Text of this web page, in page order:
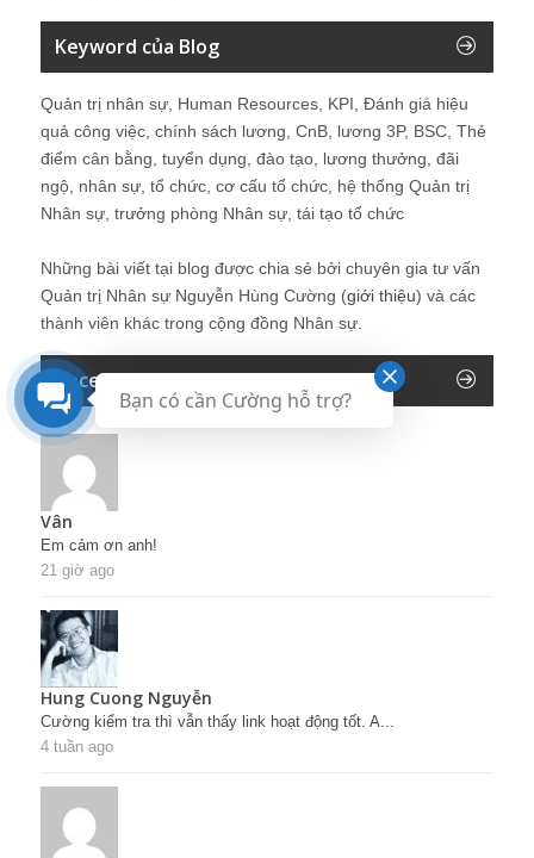
Keyword của Blog
Quản trị nhân sự, Human Resources, KPI, Đánh giá hiệu
quả công việc, chính sách lương, CnB, lương 3P, BSC, Thẻ
điểm cân bằng, tuyển dụng, đào tạo, lương thưởng, đãi
ngộ, nhân sự, tổ chức, cơ cấu tổ chức, hệ thống Quản trị
Nhân sự, trưởng phòng Nhân sự, tái tạo tổ chức
Những bài viết tại blog được chia sẻ bởi chuyên gia tư vấn
Quản trị Nhân sự Nguyễn Hùng Cường (giới thiệu) và các
thành viên khác trong cộng đồng Nhân sự.
Recent Comments
Vân
Em cảm ơn anh!
21 giờ ago
Hung Cuong Nguyễn
Cường kiểm tra thì vẫn thấy link hoạt động tốt. A...
4 tuần ago
Bạn có cần Cường hỗ trợ?